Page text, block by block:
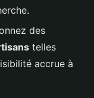
des
telles
accrue à